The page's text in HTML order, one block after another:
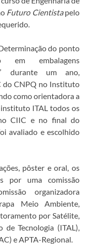
Futuro Cientistapelo
do ponto
em embalagens
durante um ano,
do CNPQ no Instituto
como orientadora a
ITAL todos os
CIIC e no final do
avaliado e escolhido
pôster e oral, os
por uma comissão
organizadora
Meio Ambiente,
por Satélite,
Tecnologia (ITAL),
e APTA-Regional.